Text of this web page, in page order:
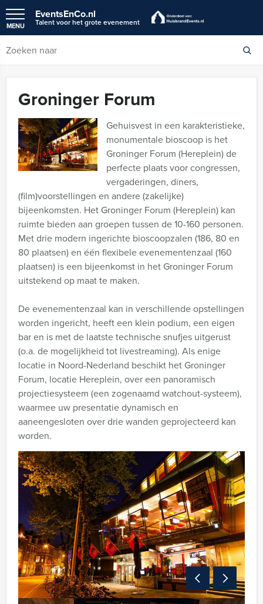
EventsEnCo.nl
Talent voor het grote evenement
MENU
Groninger Forum
Gehuisvest in een karakteristieke,
monumentale bioscoop is het
Groninger Forum (Hereplein) de
perfecte plaats voor congressen,
vergaderingen, diners,
(film)voorstellingen en andere (zakelijke)
bijeenkomsten. Het Groninger Forum (Hereplein) kan
ruimte bieden aan groepen tussen de 10-160 personen.
Met drie modern ingerichte bioscoopzalen (186, 80 en
80 plaatsen) en één flexibele evenementenzaal (160
plaatsen) is een bijeenkomst in het Groninger Forum
uitstekend op maat te maken.
De evenementenzaal kan in verschillende opstellingen
worden ingericht, heeft een klein podium, een eigen
bar en is met de laatste technische snufjes uitgerust
(o.a. de mogelijkheid tot livestreaming). Als enige
locatie in Noord-Nederland beschikt het Groninger
Forum, locatie Hereplein, over een panoramisch
projectiesysteem (een zogenaamd watchout-systeem),
waarmee uw presentatie dynamisch en
aaneengesloten over drie wanden geprojecteerd kan
worden.